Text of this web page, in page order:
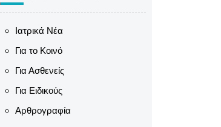
Ιατρικά Νέα
Για το Κοινό
Για Ασθενείς
Για Ειδικούς
Αρθρογραφία